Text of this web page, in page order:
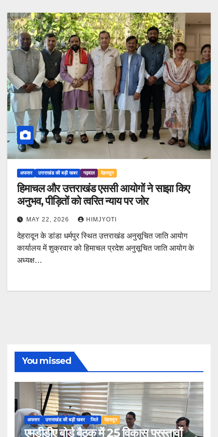
अफसर उत्तराखंड की बड़ी खबर गढ़वाल देहरादून
हिमाचल और उत्तराखंड एससी आयोगों ने साझा किए
अनुभव, पीड़ितों को त्वरित न्याय पर जोर
MAY 22, 2026 HIMJYOTI
देहरादून के डांडा धर्मपुर स्थित उत्तराखंड अनुसूचित जाति आयोग
कार्यालय में शुक्रवार को हिमाचल प्रदेश अनुसूचित जाति आयोग के
अध्यक्ष…
You missed
अफसर उत्तराखंड की बड़ी खबर जिले देहरादून
एमडीडीए बोर्ड बैठक में 25 विकास प्रस्तावों